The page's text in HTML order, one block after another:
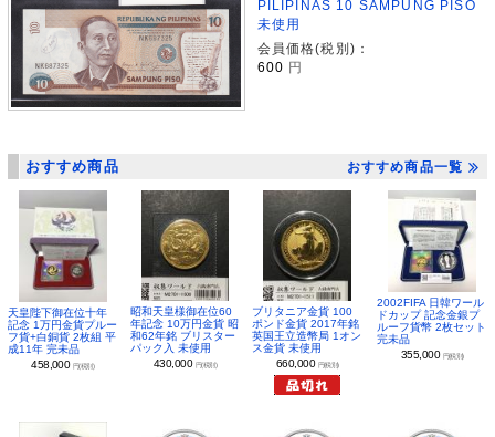
PILIPINAS 10 SAMPUNG PISO
未使用
会員価格(税別)：
600 円
おすすめ商品 おすすめ商品一覧
天皇陛下御在位十年
記念 1万円金貨プルー
フ貨+白銅貨 2枚組 平
成11年 完未品
458,000 円(税別)
昭和天皇様御在位60
年記念 10万円金貨 昭
和62年銘 ブリスター
パック入 未使用
430,000 円(税別)
ブリタニア金貨 100
ポンド金貨 2017年銘
英国王立造幣局 1オン
ス金貨 未使用
660,000 円(税別)
2002FIFA 日韓ワール
ドカップ 記念金銀プ
ルーフ貨幣 2枚セット
完未品
355,000 円(税別)